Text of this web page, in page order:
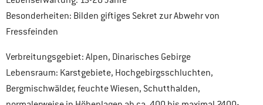
Besonderheiten: Bilden giftiges Sekret zur Abwehr von
Fressfeinden
Verbreitungsgebiet: Alpen, Dinarisches Gebirge
Lebensraum: Karstgebiete, Hochgebirgsschluchten,
Bergmischwälder, feuchte Wiesen, Schutthalden,